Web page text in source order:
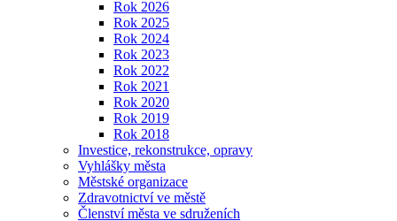
Rok 2026
Rok 2025
Rok 2024
Rok 2023
Rok 2022
Rok 2021
Rok 2020
Rok 2019
Rok 2018
Investice, rekonstrukce, opravy
Vyhlášky města
Městské organizace
Zdravotnictví ve městě
Členství města ve sdruženích